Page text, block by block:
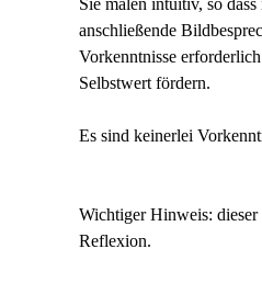
Sie malen intuitiv, so
anschließende
Vorkenntnisse
Selbstwert fördern.
Es sind keinerlei
Wichtiger Hinweis: dieser
Reflexion.